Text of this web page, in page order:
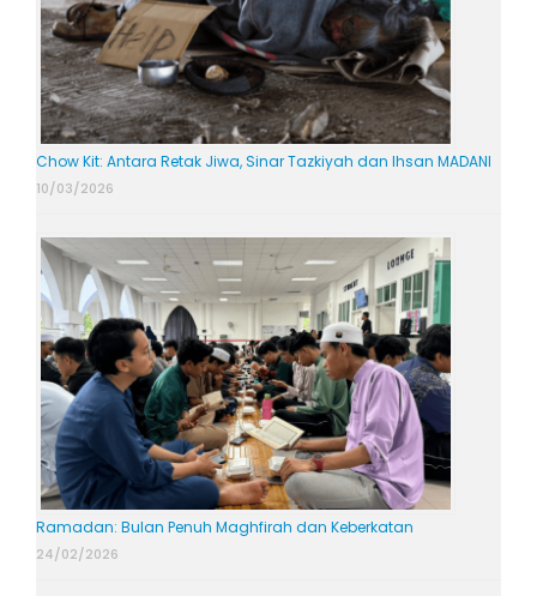
Chow Kit: Antara Retak Jiwa, Sinar Tazkiyah dan Ihsan MADANI
10/03/2026
Ramadan: Bulan Penuh Maghfirah dan Keberkatan
24/02/2026